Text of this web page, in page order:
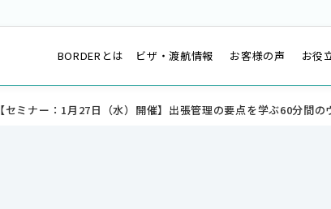
BORDERとは ビザ・渡航情報 お客様の声 お役
【セミナー：1月27日（水）開催】出張管理の要点を学ぶ60分間の